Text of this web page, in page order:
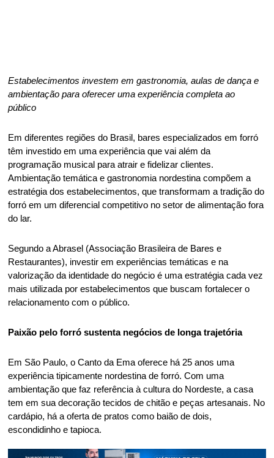
Estabelecimentos investem em gastronomia, aulas de dança e
ambientação para oferecer uma experiência completa ao
público
Em diferentes regiões do Brasil, bares especializados em forró
têm investido em uma experiência que vai além da
programação musical para atrair e fidelizar clientes.
Ambientação temática e gastronomia nordestina compõem a
estratégia dos estabelecimentos, que transformam a tradição do
forró em um diferencial competitivo no setor de alimentação fora
do lar.
Segundo a Abrasel (Associação Brasileira de Bares e
Restaurantes), investir em experiências temáticas e na
valorização da identidade do negócio é uma estratégia cada vez
mais utilizada por estabelecimentos que buscam fortalecer o
relacionamento com o público.
Paixão pelo forró sustenta negócios de longa trajetória
Em São Paulo, o Canto da Ema oferece há 25 anos uma
experiência tipicamente nordestina de forró. Com uma
ambientação que faz referência à cultura do Nordeste, a casa
tem em sua decoração tecidos de chitão e peças artesanais. No
cardápio, há a oferta de pratos como baião de dois,
escondidinho e tapioca.